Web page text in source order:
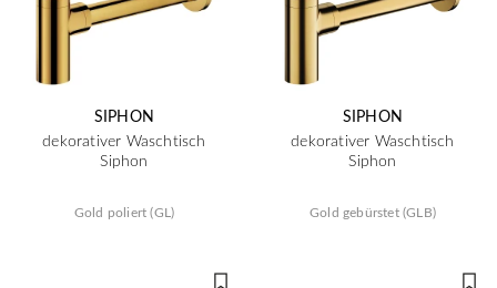
SIPHON
dekorativer Waschtisch
Siphon
Gold poliert (GL)
SIPHON
dekorativer Waschtisch
Siphon
Gold gebürstet (GLB)